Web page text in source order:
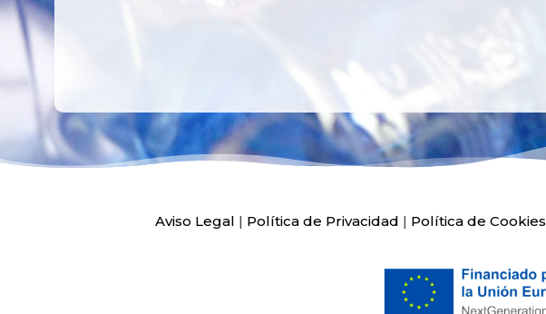
Aviso Legal | Política de Privacidad | Política de Cookies